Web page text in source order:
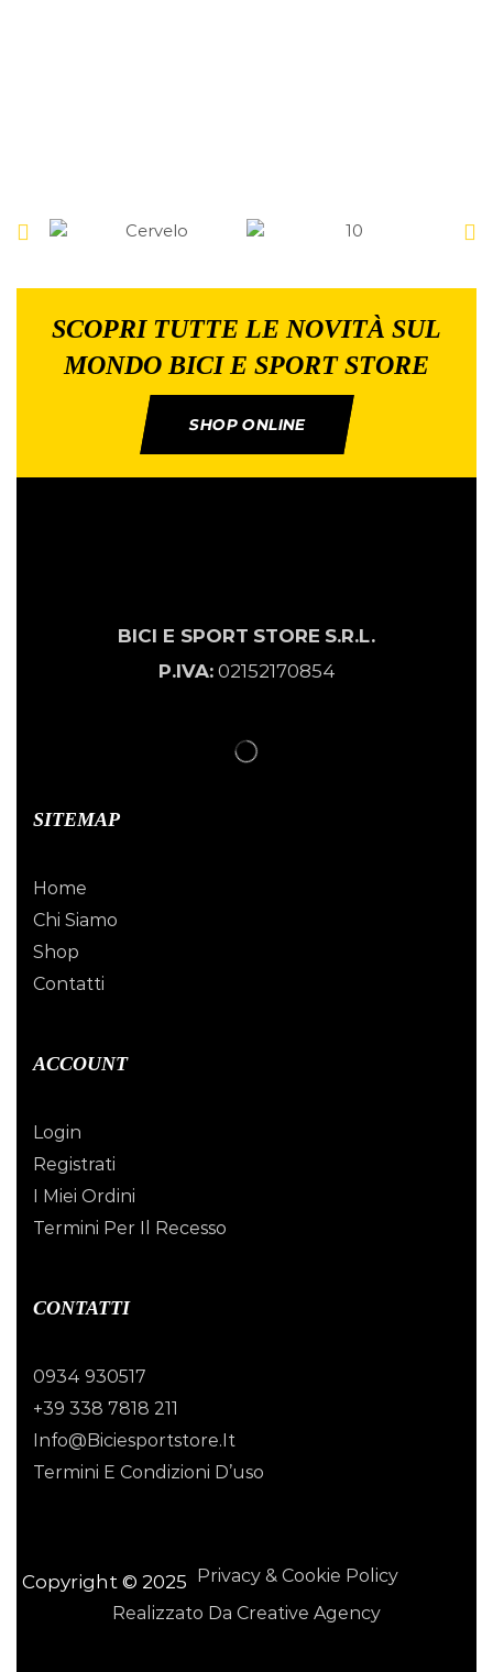
SCOPRI TUTTE LE NOVITÀ SUL
MONDO BICI E SPORT STORE
SHOP ONLINE
BICI E SPORT STORE S.R.L.
P.IVA:02152170854
SITEMAP
Home
Chi Siamo
Shop
Contatti
ACCOUNT
Login
Registrati
I Miei Ordini
Termini Per Il Recesso
CONTATTI
0934 930517
+39 338 7818 211
Info@biciesportstore.it
Termini E Condizioni D’uso
Copyright © 2025 Privacy & Cookie Policy
Realizzato Da Creative Agency